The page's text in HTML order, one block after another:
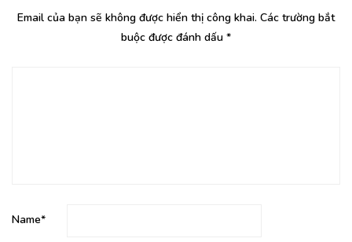
Email của bạn sẽ không được hiển thị công khai. Các trường bắt
buộc được đánh dấu *
Name*